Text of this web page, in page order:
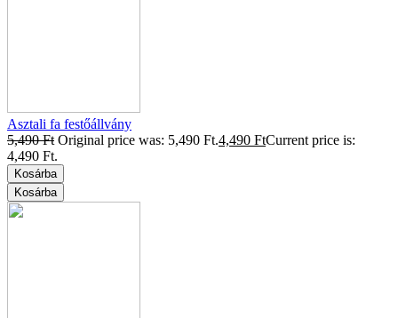
Asztali fa festőállvány
5,490Ft Original price was: 5,490 Ft.4,490 FtCurrent price is:
4,490 Ft.
Kosárba
Kosárba